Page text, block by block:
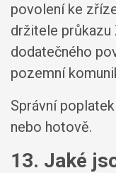
povolení ke
držitele průkazu
dodatečného
pozemní
Správní
nebo hotově.
13. Jaké